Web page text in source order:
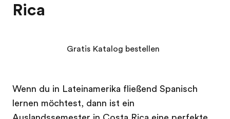
Rica
Wenn du in Lateinamerika fließend Spanisch
lernen möchtest, dann ist ein
Gratis Katalog bestellen